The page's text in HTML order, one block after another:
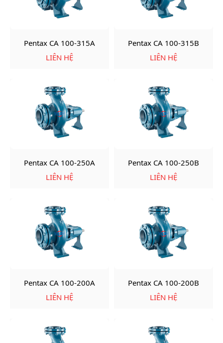
Pentax CA 100-315A
LIÊN HỆ
Pentax CA 100-315B
LIÊN HỆ
Pentax CA 100-250A
LIÊN HỆ
Pentax CA 100-250B
LIÊN HỆ
Pentax CA 100-200A
LIÊN HỆ
Pentax CA 100-200B
LIÊN HỆ